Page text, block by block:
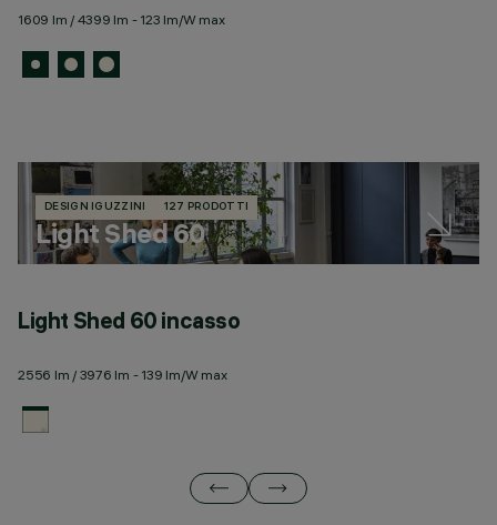
1609 lm / 4399 lm - 123 lm/W max
DESIGN IGUZZINI 127 PRODOTTI
Light Shed 60
Light Shed 60 incasso
2556 lm / 3976 lm - 139 lm/W max